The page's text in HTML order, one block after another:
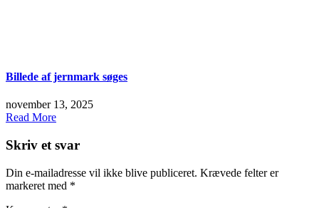
Billede af jernmark søges
november 13, 2025
Read More
Skriv et svar
Din e-mailadresse vil ikke blive publiceret. Krævede felter er
markeret med *